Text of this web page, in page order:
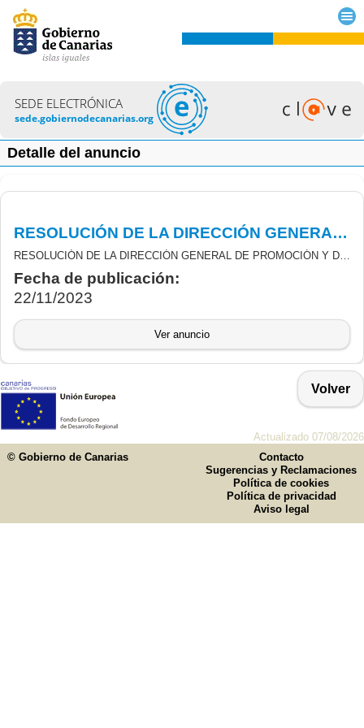
SEDE ELECTRÓNICA
sede.gobiernodecanarias.org
Detalle del anuncio
RESOLUCIÓN DE LA DIRECCIÓN GENERAL DE PROMOCIÓN Y DIVERSIFICACIÓN ECONÓMICA DE 22/11/2023 RELATIVA A SUBVENCIONES REACTIVACIÓN ECONÓMICA PYME TRAS COVID-19.
RESOLUCIÓN DE LA DIRECCIÓN GENERAL DE PROMOCIÓN Y DIVERSIFICACIÓN ECONÓMICA, POR LA QUE SE RESUELVE LA CUARTA CONCESIÓN DE SUBVENCIONES DESTINADAS A LA REACTIVACIÓN ECONÓMICA DE LAS PEQUEÑAS Y MEDIANAS EMPRESAS COMO PARTE DE LA RESPUESTA DE LA UNIÓN EUROPEA A LA PANDEMIA COVID-19, CON CARGO AL FONDO DE AYUDA A LA RECUPERACIÓN PARA LA COHESIÓN Y LOS TERRITORIOS DE EUROPA (REACT-EU), FINANCIADA AL 100% POR EL FONDO EUROPEO DE DESARROLLO REGIONAL (FEDER).
Fecha de publicación:
22/11/2023
Ver anuncio
Volver
Actualizado 07/08/2026
© Gobierno de Canarias
Contacto
Sugerencias y Reclamaciones
Política de cookies
Política de privacidad
Aviso legal